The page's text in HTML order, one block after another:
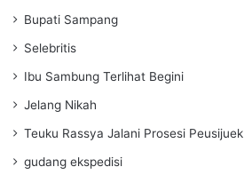
Bupati Sampang
Selebritis
Ibu Sambung Terlihat Begini
Jelang Nikah
Teuku Rassya Jalani Prosesi Peusijuek
gudang ekspedisi